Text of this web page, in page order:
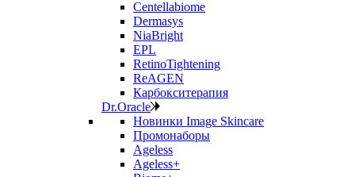
Centellabiome
Dermasys
NiaBright
EPL
RetinoTightening
ReAGEN
Карбокситерапия
Dr.Oracle
Новинки Image Skincare
Промонаборы
Ageless
Ageless+